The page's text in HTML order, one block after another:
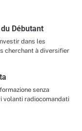
Débutant
dans les
cherchant à diversifier
senza
volanti radiocomandati